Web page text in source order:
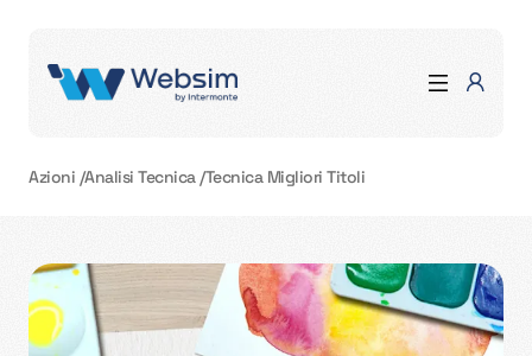
Azioni /Analisi Tecnica/Tecnica Migliori Titoli